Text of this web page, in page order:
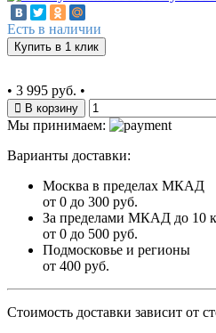
Есть в наличии
Купить в 1 клик
• 3 995 руб. •
В корзину
Мы принимаем:
Варианты доставки:
Москва в пределах МКАД
от 0 до 300 руб.
За пределами МКАД до 10
от 0 до 500 руб.
Подмосковье и регионы
от 400 руб.
Стоимость доставки зависит от